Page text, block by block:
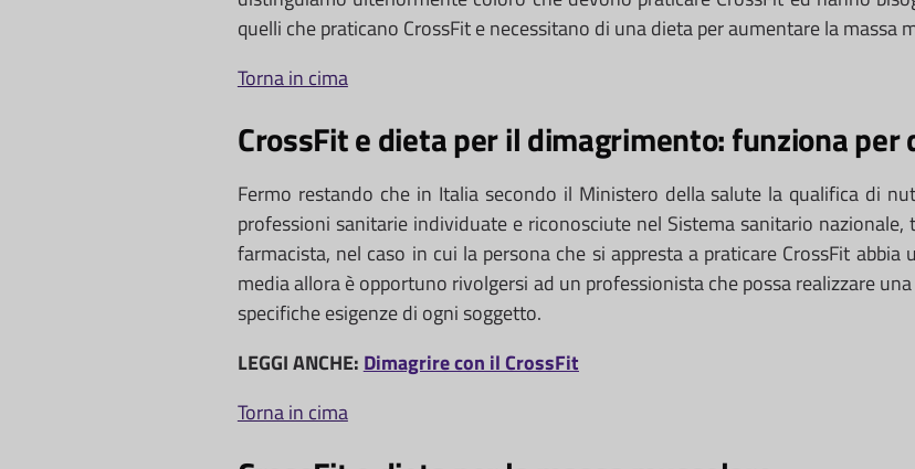
quelli che praticano CrossFit e necessitano di una dieta per aumentare la massa
Torna in cima
CrossFit e dieta per il dimagrimento: funziona per
Fermo restando che in Italia secondo il Ministero della salute la qualifica di
professioni sanitarie individuate e riconosciute nel Sistema sanitario
farmacista, nel caso in cui la persona che si appresta a praticare CrossFit
media allora è opportuno rivolgersi ad un professionista che possa realizzare
specifiche esigenze di ogni soggetto.
LEGGI ANCHE: Dimagrire con il CrossFit
Torna in cima